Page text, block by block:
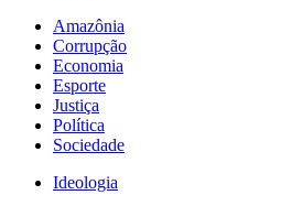
Amazônia
Corrupção
Economia
Esporte
Justiça
Política
Sociedade
Ideologia